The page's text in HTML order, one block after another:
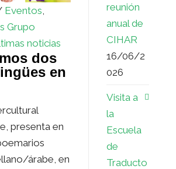
Eventos,
Grupo
noticias
dos
en
presenta en
árabe, en
reunión
anual de
CIHAR
16/06/2
026
Visita a
la
Escuela
de
Traducto